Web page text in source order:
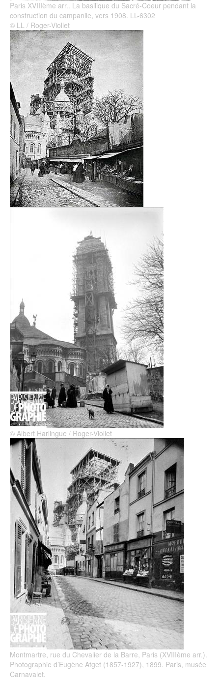
Paris XVIIIème arr.. La basilique du Sacré-Coeur pendant la
construction du campanile, vers 1908. LL-6302
© LL / Roger-Viollet
© Albert Harlingue / Roger-Viollet
Montmartre, rue du Chevalier de la Barre, Paris (XVIIIème arr.).
Photographie d’Eugène Atget (1857-1927), 1899. Paris, musée
Carnavalet.